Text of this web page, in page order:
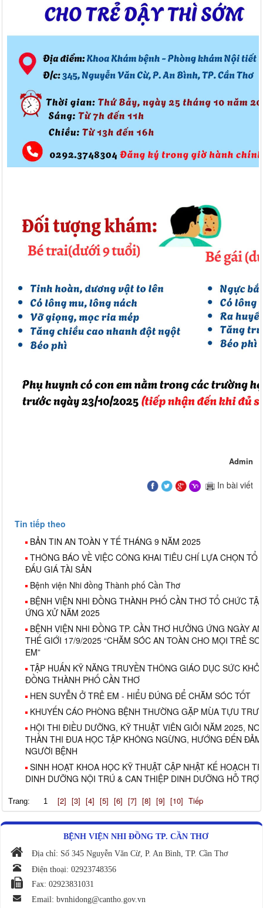
Admin
In bài viết
Tin tiếp theo
BẢN TIN AN TOÀN Y TẾ THÁNG 9 NĂM 2025
THÔNG BÁO VỀ VIỆC CÔNG KHAI TIÊU CHÍ LỰA CHỌN TỔ
ĐẤU GIÁ TÀI SẢN
Bệnh viện Nhi đồng Thành phố Cần Thơ
BỆNH VIỆN NHI ĐỒNG THÀNH PHỐ CẦN THƠ TỔ CHỨC
ỨNG XỬ NĂM 2025
BỆNH VIỆN NHI ĐỒNG TP. CẦN THƠ HƯỞNG ỨNG NGÀY
THẾ GIỚI 17/9/2025 “CHĂM SÓC AN TOÀN CHO MỌI TRẺ
EM”
TẬP HUẤN KỸ NĂNG TRUYỀN THÔNG GIÁO DỤC SỨC
ĐỒNG THÀNH PHỐ CẦN THƠ
HEN SUYỄN Ở TRẺ EM - HIỂU ĐÚNG ĐỂ CHĂM SÓC TỐT
KHUYẾN CÁO PHÒNG BỆNH THƯỜNG GẶP MÙA TỰU
HỘI THI ĐIỀU DƯỠNG, KỸ THUẬT VIÊN GIỎI NĂM 2025,
THẦN THI ĐUA HỌC TẬP KHÔNG NGỪNG, HƯỚNG ĐẾN
NGƯỜI BỆNH
SINH HOẠT KHOA HỌC KỸ THUẬT CẬP NHẬT KẾ HOẠCH
DINH DƯỠNG NỘI TRÚ & CAN THIỆP DINH DƯỠNG HỖ TRỢ
Trang: 1 [2] [3] [4] [5] [6] [7] [8] [9] [10] Tiếp
BỆNH VIỆN NHI ĐỒNG TP. CẦN THƠ
Địa chỉ: Số 345 Nguyễn Văn Cừ, P. An Bình, TP. Cần Thơ
Điện thoại: 02923748356
Fax: 02923831031
Email: bvnhidong@cantho.gov.vn